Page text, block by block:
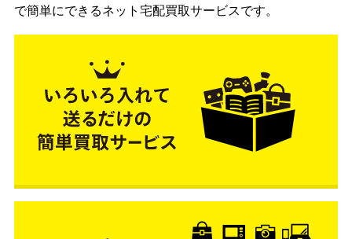
で簡単にできるネット宅配買取サービスです。